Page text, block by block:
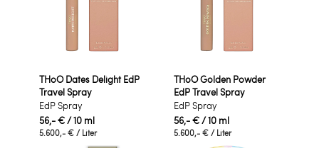
THoO Dates Delight EdP
Travel Spray
EdP Spray
56,- €/ 10 ml
5.600,- € / Liter
THoO Golden Powder
EdP Travel Spray
EdP Spray
56,- €/ 10 ml
5.600,- € / Liter